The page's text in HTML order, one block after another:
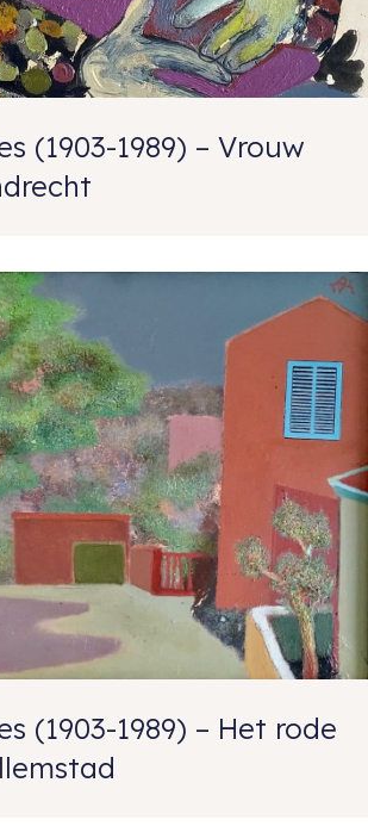
(1903-1989) – Vrouw
(1903-1989) – Het rode